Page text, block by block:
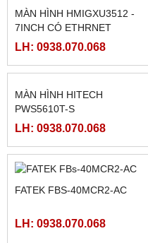
60MAT2-AC, FBS-60MCT2-
AC,
LH: 0938.070.068
MÀN HÌNH SAMKOON SK-
LH: 0938.070.068